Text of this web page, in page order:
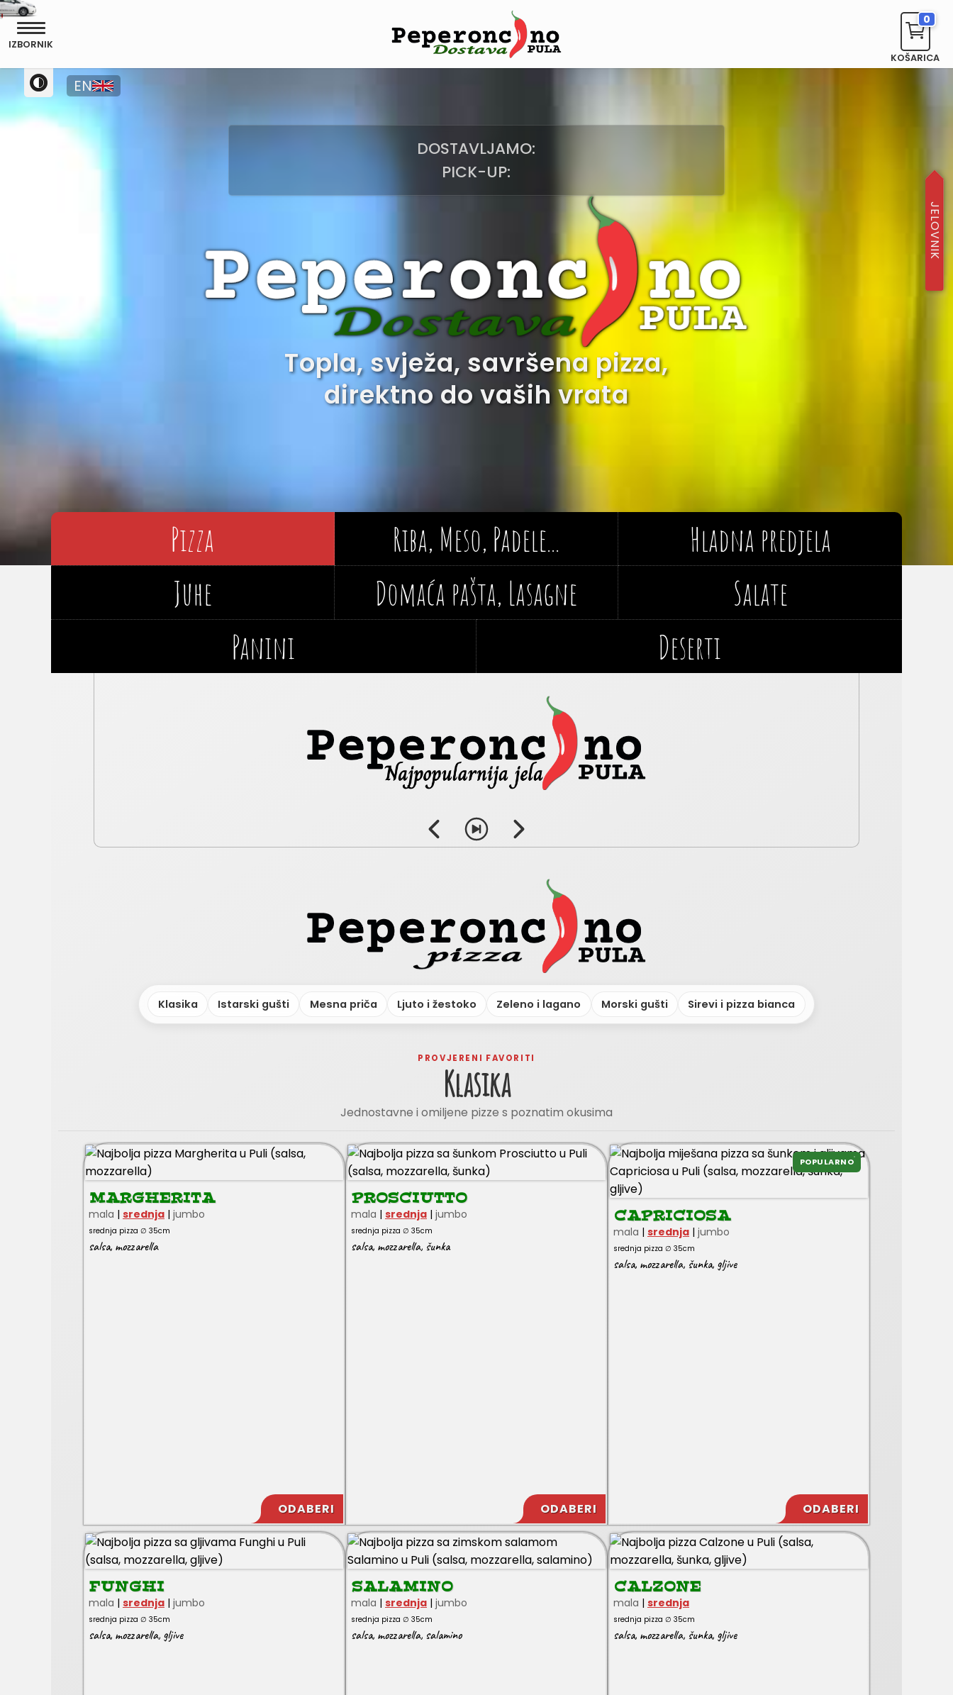
IZBORNIK
0
KOŠARICA
EN
DOSTAVLJAMO:
PICK-UP:
Topla, svježa, savršena pizza,
direktno do vaših vrata
Pizza Riba, Meso, Padele...
Hladna predjela
Juhe
Domaća pašta, Lasagne
Salate
Panini
Deserti
Klasika Istarski gušti Mesna priča Ljuto i žestoko Zeleno i lagano Morski gušti Sirevi i pizza bianca
PROVJERENI FAVORITI
Klasika
Jednostavne i omiljene pizze s poznatim okusima
MARGHERITA
mala | srednja | jumbo
srednja pizza ∅ 35cm
salsa, mozzarella
ODABERI
PROSCIUTTO
mala | srednja | jumbo
srednja pizza ∅ 35cm
salsa, mozzarella, šunka
ODABERI
POPULARNO
CAPRICIOSA
mala | srednja | jumbo
srednja pizza ∅ 35cm
salsa, mozzarella, šunka, gljive
ODABERI
FUNGHI
mala | srednja | jumbo
srednja pizza ∅ 35cm
salsa, mozzarella, gljive
SALAMINO
mala | srednja | jumbo
srednja pizza ∅ 35cm
salsa, mozzarella, salamino
CALZONE
mala | srednja
srednja pizza ∅ 35cm
salsa, mozzarella, šunka, gljive
JELOVNIK